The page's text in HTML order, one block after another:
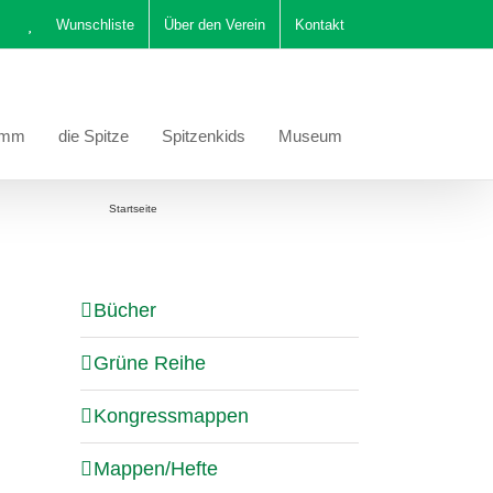
Wunschliste Über den Verein Kontakt
die Spitze Spitzenkids Museum
Startseite
Bücher
Grüne Reihe
Kongressmappen
Mappen/Hefte